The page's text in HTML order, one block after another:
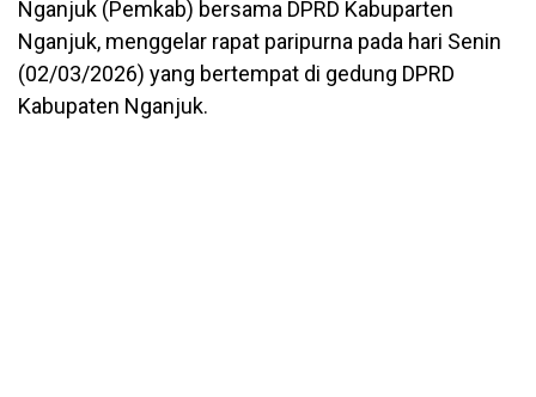
Nganjuk (Pemkab) bersama DPRD Kabuparten
Nganjuk, menggelar rapat paripurna pada hari Senin
(02/03/2026) yang bertempat di gedung DPRD
Kabupaten Nganjuk.